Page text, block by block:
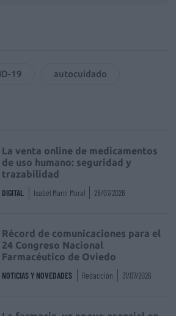
19 autocuidado
La venta online de medicamentos
de uso humano: seguridad y
trazabilidad
DIGITAL Isabel Marín Moral 28/07/2026
Récord de comunicaciones para el
24 Congreso Nacional
Farmacéutico de Oviedo
NOTICIAS Y NOVEDADES Redacción 31/07/2026